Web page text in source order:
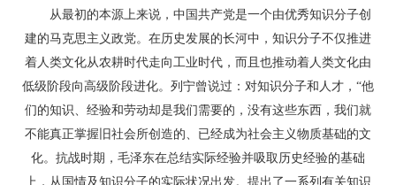
从最初的本源上来说，中国共产党是一个由优秀知识分子创
建的马克思主义政党。在历史发展的长河中，知识分子不仅推进
着人类文化从农耕时代走向工业时代，而且也推动着人类文化由
低级阶段向高级阶段进化。列宁曾说过：对知识分子和人才，“他
们的知识、经验和劳动却是我们需要的，没有这些东西，我们就
不能真正掌握旧社会所创造的、已经成为社会主义物质基础的文
化。抗战时期，毛泽东在总结实际经验并吸取历史经验的基础
上，从国情及知识分子的实际状况出发。提出了一系列有关知识